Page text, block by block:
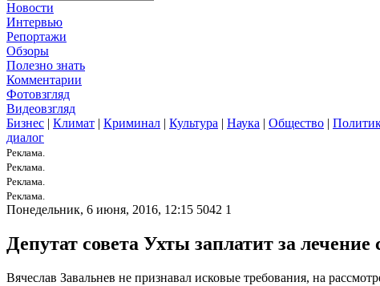
Новости
Интервью
Репортажи
Обзоры
Полезно знать
Комментарии
Фотовзгляд
Видеовзгляд
Бизнес | Климат | Криминал | Культура | Наука | Общество |
диалог
Реклама.
Реклама.
Реклама.
Реклама.
Понедельник, 6 июня, 2016, 12:15 5042 1
Депутат совета Ухты заплатит за
Вячеслав Завальнев не признавал исковые требования, на